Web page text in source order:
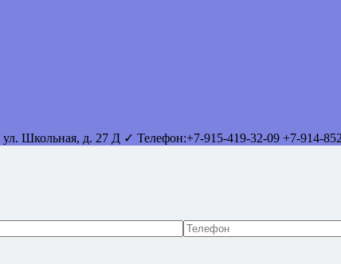
ул. Школьная, д. 27 Д ✓ Телефон:+7-915-419-32-09 +7-914-